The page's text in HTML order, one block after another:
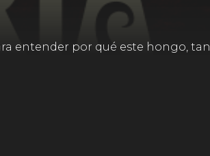
entender por qué este hongo, tan